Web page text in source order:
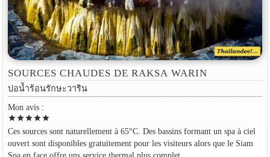
SOURCES CHAUDES DE RAKSA WARIN
บ่อน้ำร้อนรักษะวาริน
Mon avis :
starstarstarstarstar
Ces sources sont naturellement à 65°C. Des bassins formant un spa à ciel
ouvert sont disponibles gratuitement pour les visiteurs alors que le Siam